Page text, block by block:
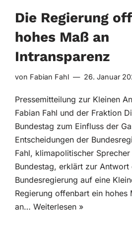
Die Regierung
hohes Maß an
Intransparenz
von Fabian Fahl 26. Januar
Pressemitteilung zur Kleinen
Fabian Fahl und der Fraktion
Bundestag zum Einfluss der
Entscheidungen der
Fahl, klimapolitischer
Bundestag, erklärt zur Antwort
Bundesregierung auf eine
Regierung offenbart ein hohes
an… Weiterlesen »